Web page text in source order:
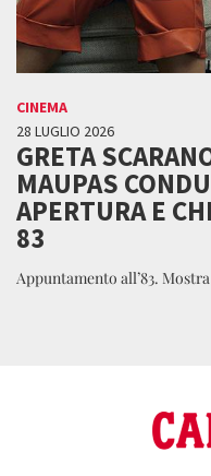
CINEMA
28 LUGLIO 2026
GRETA
MAUPAS
APERTURA E
83
Appuntamento all’83.